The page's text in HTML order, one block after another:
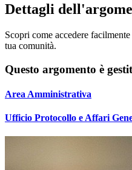
Dettagli
Scopri come accedere
tua comunità.
Questo argomento è
Area Amministrativa
Ufficio Protocollo e Affari